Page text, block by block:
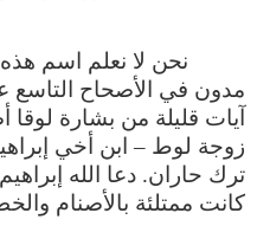
نحن لا نعلم اسم هذه
مدون في الأصحاح
زوجة لوط – ابن أخي
ترك حاران. دعا الله
كانت ممتلئة بالأصنام